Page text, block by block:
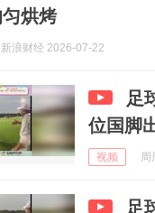
烘烤
新浪财经 2026-07-22
足
位国脚
视频 周
足